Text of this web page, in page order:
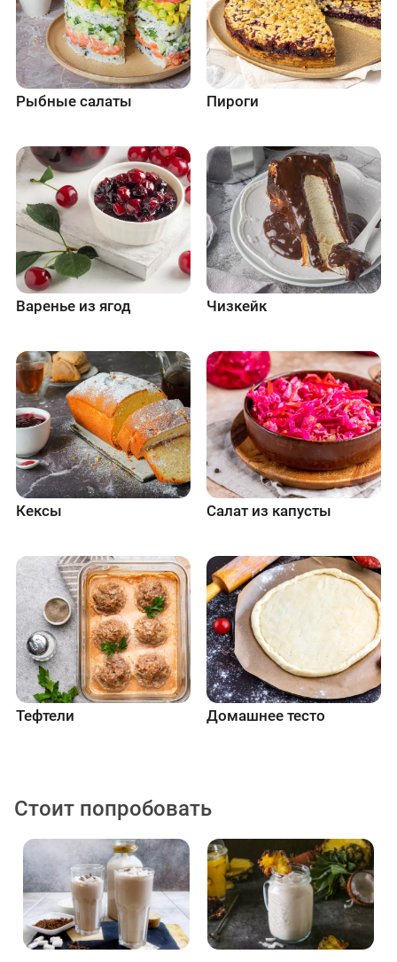
Рыбные салаты Пироги
Варенье из ягод Чизкейк
Кексы Салат из капусты
Тефтели Домашнее тесто
Стоит попробовать